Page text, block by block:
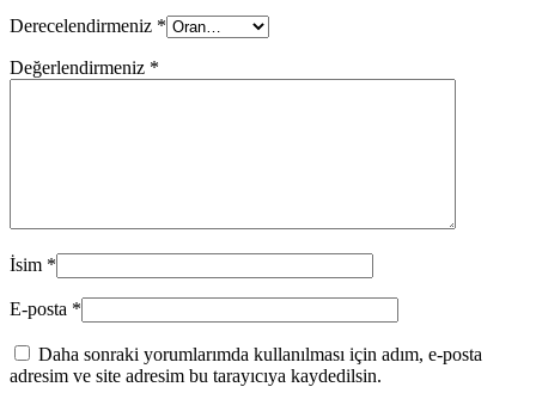
Derecelendirmeniz *
Değerlendirmeniz *
İsim *
E-posta *
Daha sonraki yorumlarımda kullanılması için adım, e-posta
adresim ve site adresim bu tarayıcıya kaydedilsin.